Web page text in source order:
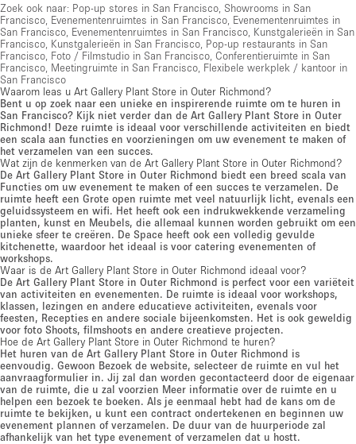
Zoek ook naar: Pop-up stores in San Francisco Showrooms in San
Francisco Evenementenruimtes in San Francisco Evenementenruimtes in
San Francisco Evenementenruimtes in San Francisco Kunstgalerieën in San
Francisco Kunstgalerieën in San Francisco Pop-up restaurants in San
Francisco Foto / Filmstudio in San Francisco Conferentieruimte in San
Francisco Meetingruimte in San Francisco Flexibele werkplek / kantoor in
San Francisco
Waarom leas u Art Gallery Plant Store in Outer Richmond?
Bent u op zoek naar een unieke en inspirerende ruimte om te huren in
San Francisco? Kijk niet verder dan de Art Gallery Plant Store in Outer
Richmond! Deze ruimte is ideaal voor verschillende activiteiten en biedt
een scala aan functies en voorzieningen om uw evenement te maken of
het verzamelen van een succes.
Wat zijn de kenmerken van de Art Gallery Plant Store in Outer Richmond?
De Art Gallery Plant Store in Outer Richmond biedt een breed scala van
Functies om uw evenement te maken of een succes te verzamelen. De
ruimte heeft een Grote open ruimte met veel natuurlijk licht, evenals een
geluidssysteem en wifi. Het heeft ook een indrukwekkende verzameling
planten, kunst en Meubels, die allemaal kunnen worden gebruikt om een
​​unieke sfeer te creëren. De Space heeft ook een volledig gevulde
kitchenette, waardoor het ideaal is voor catering evenementen of
workshops.
Waar is de Art Gallery Plant Store in Outer Richmond ideaal voor?
De Art Gallery Plant Store in Outer Richmond is perfect voor een variëteit
van activiteiten en evenementen. De ruimte is ideaal voor workshops,
klassen, lezingen en andere educatieve activiteiten, evenals voor
feesten, Recepties en andere sociale bijeenkomsten. Het is ook geweldig
voor foto Shoots, filmshoots en andere creatieve projecten.
Hoe de Art Gallery Plant Store in Outer Richmond te huren?
Het huren van de Art Gallery Plant Store in Outer Richmond is
eenvoudig. Gewoon Bezoek de website, selecteer de ruimte en vul het
aanvraagformulier in. Jij zal dan worden gecontacteerd door de eigenaar
van de ruimte, die u zal voorzien Meer informatie over de ruimte en u
helpen een bezoek te boeken. Als je eenmaal hebt had de kans om de
ruimte te bekijken, u kunt een contract ondertekenen en beginnen uw
evenement plannen of verzamelen. De duur van de huurperiode zal
afhankelijk van het type evenement of verzamelen dat u hostt.